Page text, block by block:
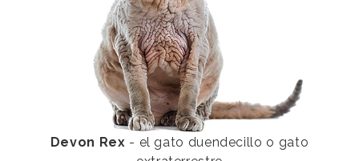
Devon Rex - el gato duendecillo o gato